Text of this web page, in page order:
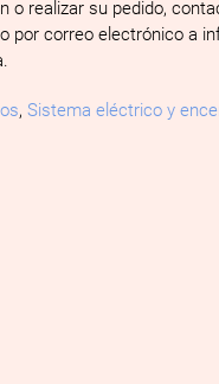
o realizar su pedido,
por correo electrónico a
,Sistema eléctrico y